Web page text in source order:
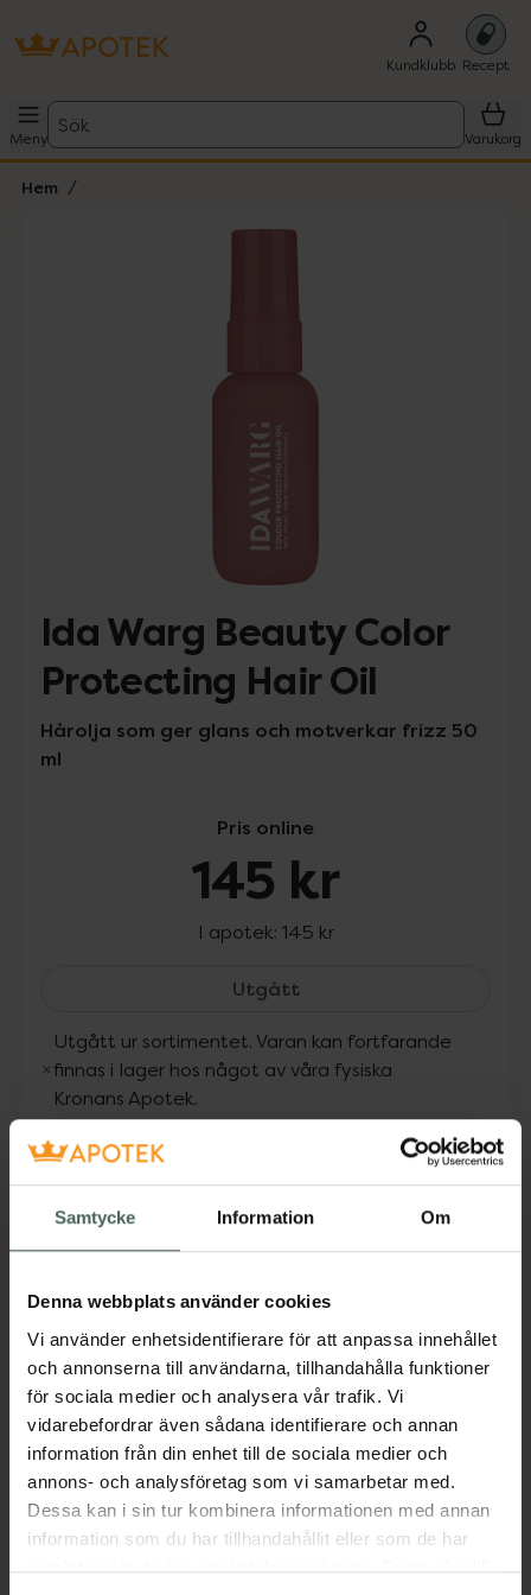
Samtycke Information Om
Denna webbplats använder cookies
Vi använder enhetsidentifierare för att anpassa innehållet
och annonserna till användarna, tillhandahålla funktioner
för sociala medier och analysera vår trafik. Vi
vidarebefordrar även sådana identifierare och annan
information från din enhet till de sociala medier och
annons- och analysföretag som vi samarbetar med.
Dessa kan i sin tur kombinera informationen med annan
information som du har tillhandahållit eller som de har
samlat in när du har använt deras tjänster. Samtycke till
Kundklubb Recept
Meny
Sök
Varukorg
Hem
Ida Warg Beauty Color
Protecting Hair Oil
Hårolja som ger glans och motverkar frizz 50
ml
Pris online
145 kr
I apotek: 145 kr
UtgåttIda Warg Beauty Color
Utgått ur sortimentet. Varan kan fortfarande
finnas i lager hos något av våra fysiska
Kronans Apotek.
Fler produkter från Utgått
Aktuella erbjudanden
En mjukgörande olja med avocado och argan
som ger glans, lyster och motverkar frizz. Gör
håret slätt, lättborstat och följsamt utan att
tynga ned.
Jämförpris 2,90 kr/ml
EAN:07350127611508